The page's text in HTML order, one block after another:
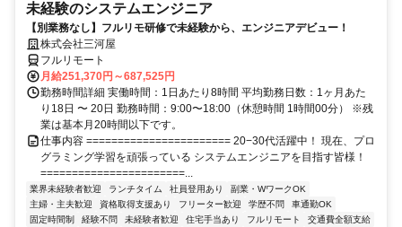
未経験のシステムエンジニア
【別業務なし】フルリモ研修で未経験から、エンジニアデビュー！
株式会社三河屋
フルリモート
月給251,370円～687,525円
勤務時間詳細 実働時間：1日あたり8時間 平均勤務日数：1ヶ月あた
り18日 〜 20日 勤務時間：9:00〜18:00（休憩時間 1時間00分） ※残
業は基本月20時間以下です。
仕事内容 ======================= 20−30代活躍中！ 現在、プロ
グラミング学習を頑張っている システムエンジニアを目指す皆様！
=======================...
業界未経験者歓迎 ランチタイム 社員登用あり
副業・WワークOK
主婦・主夫歓迎
資格取得支援あり フリーター歓迎 学歴不問
車通勤OK
固定時間制
経験不問 未経験者歓迎 住宅手当あり フルリモート
交通費全額支給